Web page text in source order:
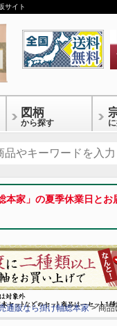
サイト
図柄
から探す
本家」の夏季休業日と
通販なら掛け軸総本家> 商品